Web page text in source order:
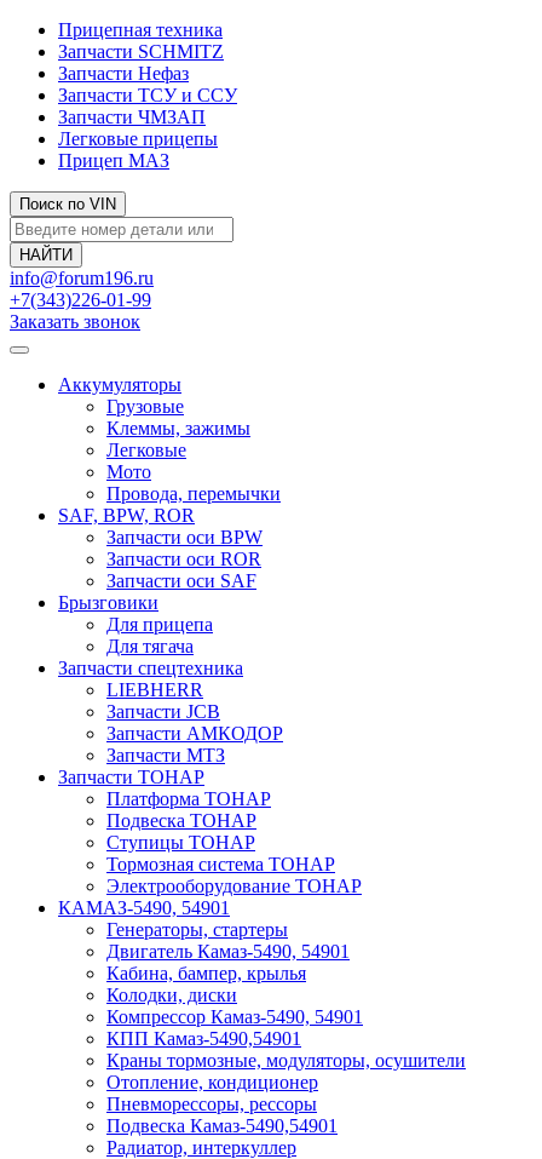
Прицепная техника
Запчасти SCHMITZ
Запчасти Нефаз
Запчасти ТСУ и ССУ
Запчасти ЧМЗАП
Легковые прицепы
Прицеп МАЗ
Поиск по VIN
info@forum196.ru
+7(343)226-01-99
Заказать звонок
Аккумуляторы
Грузовые
Клеммы, зажимы
Легковые
Мото
Провода, перемычки
SAF, BPW, ROR
Запчасти оси BPW
Запчасти оси ROR
Запчасти оси SAF
Брызговики
Для прицепа
Для тягача
Запчасти спецтехника
LIEBHERR
Запчасти JCB
Запчасти АМКОДОР
Запчасти МТЗ
Запчасти ТОНАР
Платформа ТОНАР
Подвеска ТОНАР
Ступицы ТОНАР
Тормозная система ТОНАР
Электрооборудование ТОНАР
КАМАЗ-5490, 54901
Генераторы, стартеры
Двигатель Камаз-5490, 54901
Кабина, бампер, крылья
Колодки, диски
Компрессор Камаз-5490, 54901
КПП Камаз-5490,54901
Краны тормозные, модуляторы, осушители
Отопление, кондиционер
Пневморессоры, рессоры
Подвеска Камаз-5490,54901
Радиатор, интеркуллер